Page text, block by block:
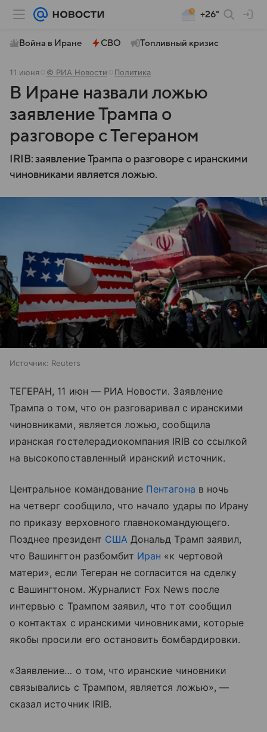
+26°
Война в Иране СВО Топливный кризис
11 июня © РИА Новости Политика
В Иране назвали ложью
заявление Трампа о
разговоре с Тегераном
IRIB: заявление Трампа о разговоре с иранскими
чиновниками является ложью.
Источник: Reuters
ТЕГЕРАН, 11 июн — РИА Новости. Заявление
Трампа о том, что он разговаривал с иранскими
чиновниками, является ложью, сообщила
иранская гостелерадиокомпания IRIB со ссылкой
на высокопоставленный иранский источник.
Центральное командование Пентагона в ночь
на четверг сообщило, что начало удары по Ирану
по приказу верховного главнокомандующего.
Позднее президент США Дональд Трамп заявил,
что Вашингтон разбомбит Иран «к чертовой
матери», если Тегеран не согласится на сделку
с Вашингтоном. Журналист Fox News после
интервью с Трампом заявил, что тот сообщил
о контактах с иранскими чиновниками, которые
якобы просили его остановить бомбардировки.
«Заявление… о том, что иранские чиновники
связывались с Трампом, является ложью», —
сказал источник IRIB.